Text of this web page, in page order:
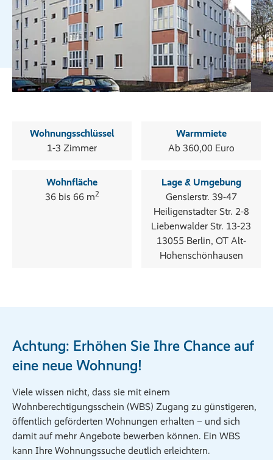
Wohnungsschlüssel
1-3 Zimmer
Warmmiete
Ab 360,00 Euro
Wohnfläche
36 bis 66 m2
Lage & Umgebung
Genslerstr. 39-47
Heiligenstadter Str. 2-8
Liebenwalder Str. 13-23
13055 Berlin, OT Alt-
Hohenschönhausen
Achtung: Erhöhen Sie Ihre Chance auf
eine neue Wohnung!
Viele wissen nicht, dass sie mit einem
Wohnberechtigungsschein (WBS) Zugang zu günstigeren,
öffentlich geförderten Wohnungen erhalten – und sich
damit auf mehr Angebote bewerben können. Ein WBS
kann Ihre Wohnungssuche deutlich erleichtern.